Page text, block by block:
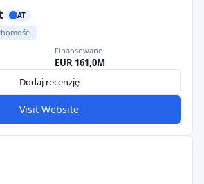
AT
Finansowane
EUR 161,0M
Dodaj recenzję
Visit Website